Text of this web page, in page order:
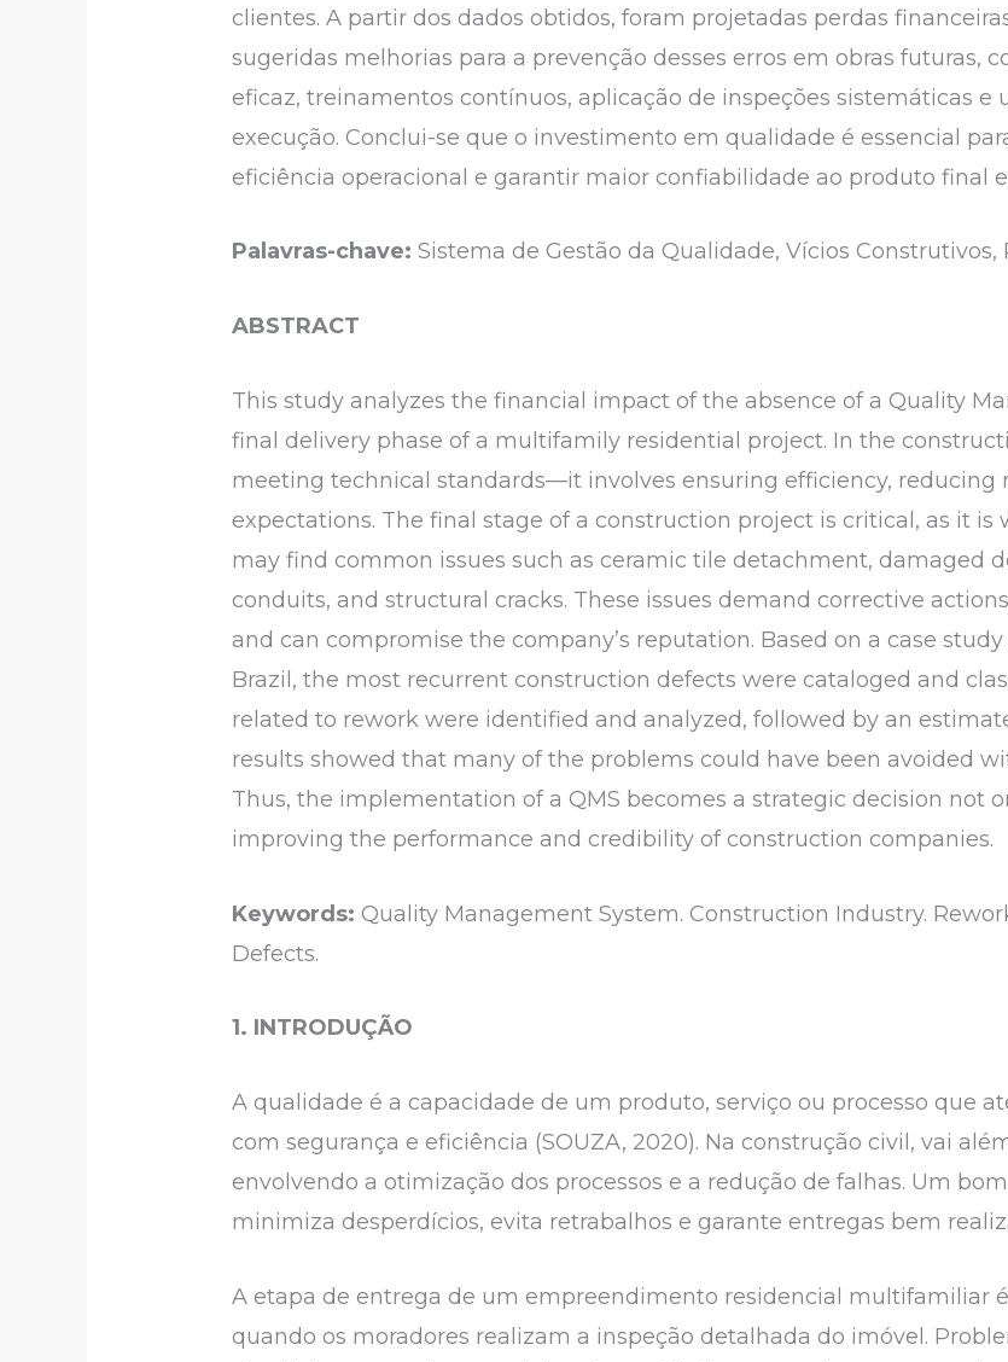
clientes. A partir dos dados obtidos, foram projetadas perdas
sugeridas melhorias para a prevenção desses erros em obras futuras,
eficaz, treinamentos contínuos, aplicação de inspeções sistemáticas e
execução. Conclui-se que o investimento em qualidade é essencial
eficiência operacional e garantir maior confiabilidade ao produto final
Palavras-chave: Sistema de Gestão da Qualidade, Vícios Construtivos,
ABSTRACT
This study analyzes the financial impact of the absence of a Quality
final delivery phase of a multifamily residential project. In the
meeting technical standards—it involves ensuring efficiency, reducing
expectations. The final stage of a construction project is critical, as it
may find common issues such as ceramic tile detachment, damaged
conduits, and structural cracks. These issues demand corrective
and can compromise the company’s reputation. Based on a case
Brazil, the most recurrent construction defects were cataloged and
related to rework were identified and analyzed, followed by an
results showed that many of the problems could have been avoided
Thus, the implementation of a QMS becomes a strategic decision not
improving the performance and credibility of construction companies.
Keywords:Quality Management System. Construction Industry.
Defects.
1. INTRODUÇÃO
A qualidade é a capacidade de um produto, serviço ou processo que
com segurança e eficiência (SOUZA, 2020). Na construção civil, vai
envolvendo a otimização dos processos e a redução de falhas. Um
minimiza desperdícios, evita retrabalhos e garante entregas bem
A etapa de entrega de um empreendimento residencial multifamiliar
quando os moradores realizam a inspeção detalhada do imóvel.